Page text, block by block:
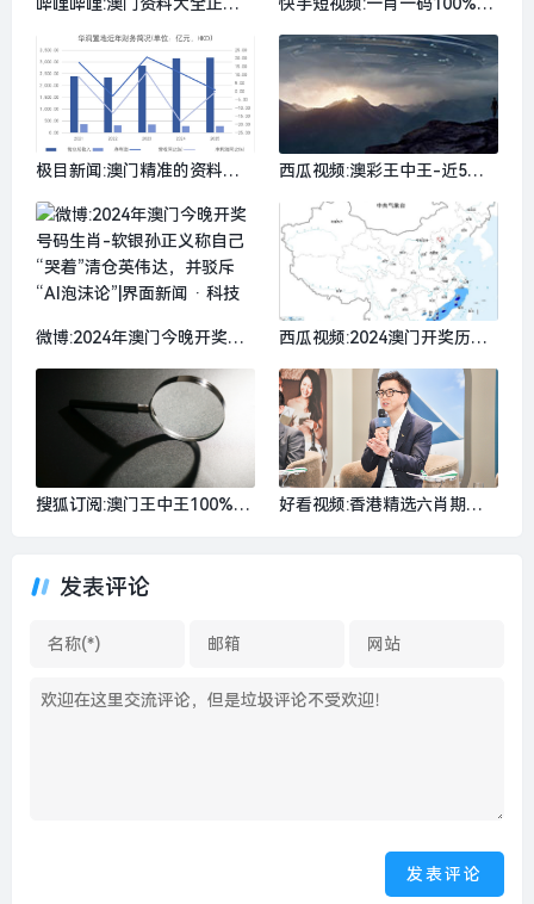
验官｜伊斯坦布尔半岛酒店，
在这里忘却帕慕克的呼愁|界
面新闻 · 旅行
德哥尔摩直飞航线，文华东方
公布业绩概要 | 一周旅行指南|
界面新闻 · 旅行
极目新闻:澳门精准的资料大
式，收租和轻资产业务表现亮
眼|界面新闻 · 地产
西瓜视频:澳彩王中王-近5万
界面新闻 · 快讯
微博:2024年澳门今晚开奖号
着”清仓英伟达，并驳斥“AI泡
沫论”|界面新闻 · 科技
西瓜视频:2024澳门开奖历史
西、广东、湖南、江西、福
建、浙江等地部分地区有大到
暴雨|界面新闻 · 快讯
搜狐订阅:澳门王中王100%的
“打榜”冲动|界面新闻 · 中国
好看视频:香港精选六肖期期
发表评论